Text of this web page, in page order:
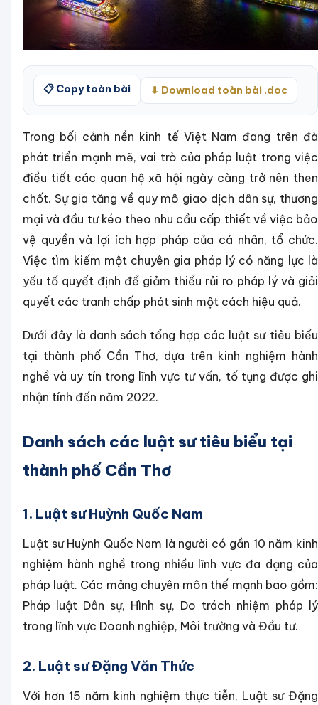
📋 Copy toàn bài ⬇ Download toàn bài .doc
Trong bối cảnh nền kinh tế Việt Nam đang trên đà
phát triển mạnh mẽ, vai trò của pháp luật trong việc
điều tiết các quan hệ xã hội ngày càng trở nên then
chốt. Sự gia tăng về quy mô giao dịch dân sự, thương
mại và đầu tư kéo theo nhu cầu cấp thiết về việc bảo
vệ quyền và lợi ích hợp pháp của cá nhân, tổ chức.
Việc tìm kiếm một chuyên gia pháp lý có năng lực là
yếu tố quyết định để giảm thiểu rủi ro pháp lý và giải
quyết các tranh chấp phát sinh một cách hiệu quả.
Dưới đây là danh sách tổng hợp các luật sư tiêu biểu
tại thành phố Cần Thơ, dựa trên kinh nghiệm hành
nghề và uy tín trong lĩnh vực tư vấn, tố tụng được ghi
nhận tính đến năm 2022.
Danh sách các luật sư tiêu biểu tại
thành phố Cần Thơ
1. Luật sư Huỳnh Quốc Nam
Luật sư Huỳnh Quốc Nam là người có gần 10 năm kinh
nghiệm hành nghề trong nhiều lĩnh vực đa dạng của
pháp luật. Các mảng chuyên môn thế mạnh bao gồm:
Pháp luật Dân sự, Hình sự, Do trách nhiệm pháp lý
trong lĩnh vực Doanh nghiệp, Môi trường và Đầu tư.
2. Luật sư Đặng Văn Thức
Với hơn 15 năm kinh nghiệm thực tiễn, Luật sư Đặng